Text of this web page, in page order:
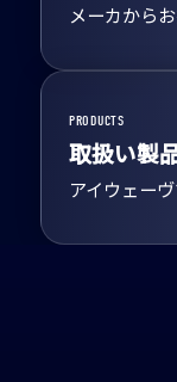
メーカから
PRODUCTS
取扱い製
アイウェー